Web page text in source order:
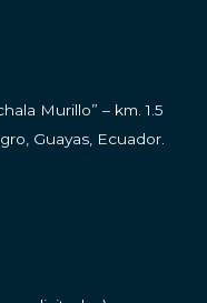
Murillo” – km. 1.5
Guayas, Ecuador.